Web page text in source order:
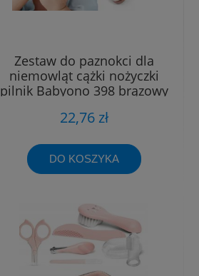
Zestaw do paznokci dla
niemowląt cążki nożyczki
pilnik Babyono 398 brązowy
22,76 zł
DO KOSZYKA